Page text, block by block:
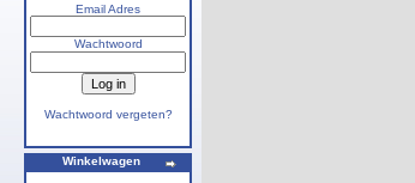
Email Adres
Wachtwoord
Wachtwoord vergeten?
Winkelwagen